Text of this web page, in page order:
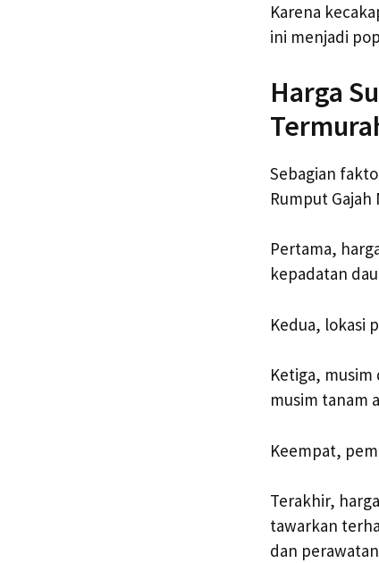
Karena
ini menjadi
Harga
Sebagian
Rumput Gajah
Pertama,
kepadatan
Kedua, lokasi
Ketiga,
musim tanam
Keempat,
Terakhir,
tawarkan
dan